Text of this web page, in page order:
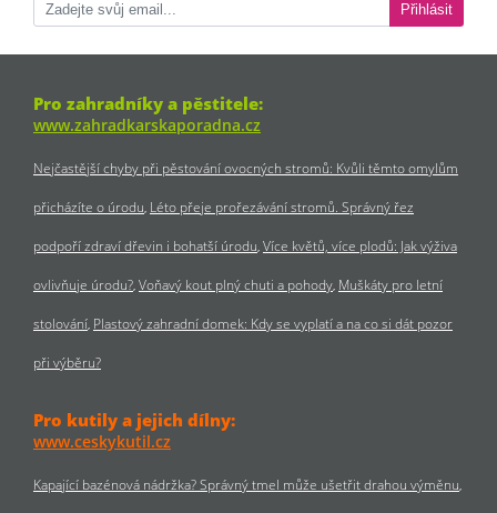
Přihlásit
Pro zahradníky a pěstitele:
www.zahradkarskaporadna.cz
Nejčastější chyby při pěstování ovocných stromů: Kvůli těmto omylům
přicházíte o úrodu Léto přeje prořezávání stromů. Správný řez
podpoří zdraví dřevin i bohatší úrodu Více květů, více plodů: Jak výživa
ovlivňuje úrodu? Voňavý kout plný chuti a pohody Muškáty pro letní
stolování Plastový zahradní domek: Kdy se vyplatí a na co si dát pozor
při výběru?
Pro kutily a jejich dílny:
www.ceskykutil.cz
Kapající bazénová nádržka? Správný tmel může ušetřit drahou výměnu